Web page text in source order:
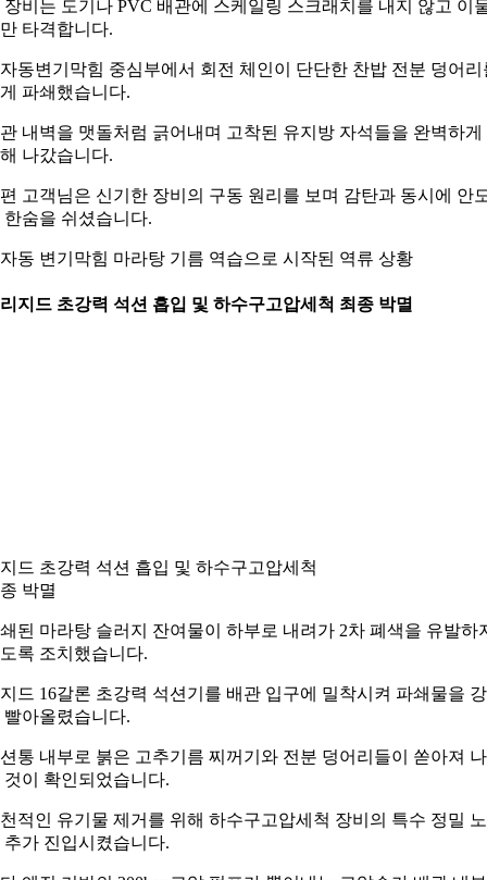
장비는 도기나 PVC 배관에 스케일링 스크래치를 내지 않고 이
타격합니다.
동변기막힘 중심부에서 회전 체인이 단단한 찬밥 전분 덩어리
파쇄했습니다.
내벽을 맷돌처럼 긁어내며 고착된 유지방 자석들을 완벽하게
나갔습니다.
고객님은 신기한 장비의 구동 원리를 보며 감탄과 동시에 안
한숨을 쉬셨습니다.
동 변기막힘 마라탕 기름 역습으로 시작된 역류 상황
지드 초강력 석션 흡입 및 하수구고압세척 최종 박멸
드 초강력 석션 흡입 및 하수구고압세척
박멸
된 마라탕 슬러지 잔여물이 하부로 내려가 2차 폐색을 유발하
록 조치했습니다.
드 16갈론 초강력 석션기를 배관 입구에 밀착시켜 파쇄물을
빨아올렸습니다.
통 내부로 붉은 고추기름 찌꺼기와 전분 덩어리들이 쏟아져
것이 확인되었습니다.
적인 유기물 제거를 위해 하수구고압세척 장비의 특수 정밀
추가 진입시켰습니다.